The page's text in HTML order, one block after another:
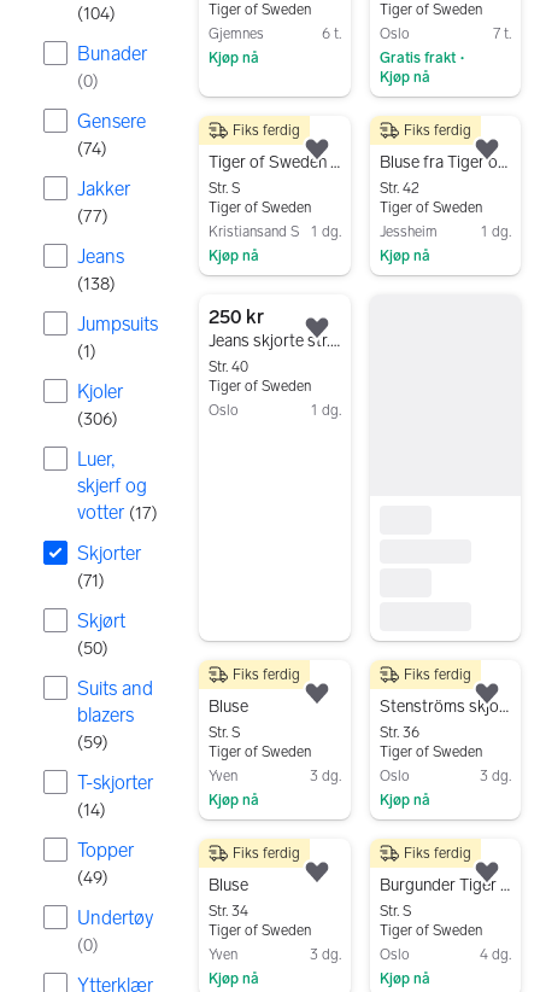
(104)
Bunader
(0)
Gensere
(74)
Jakker
(77)
Jeans
(138)
Jumpsuits
(1)
Kjoler
(306)
Luer,
skjerf og
votter (17)
Skjorter
(71)
Skjørt
(50)
Suits and
blazers
(59)
T-skjorter
(14)
Topper
(49)
Undertøy
(0)
Ytterklær
Tiger of Sweden
Gjemnes
6 t.
Kjøp nå
Gå til annonsen
Tiger of Sweden
Oslo
7 t.
Gratis frakt •
Kjøp nå
200 kr
Tiger of Sweden Sora stripet bluse S grå
Str. S
Tiger of Sweden
Kristiansand S
1 dg.
Kjøp nå
Fiks ferdig
Legg til som favoritt.
450 kr
Bluse fra Tiger of Sweden
Str. 42
Tiger of Sweden
Jessheim
1 dg.
Kjøp nå
Fiks ferdig
250 kr
Jeans skjorte str. 40.
Str. 40
Tiger of Sweden
Oslo
1 dg.
Legg til som favoritt.
250 kr
Bluse
Str. S
Tiger of Sweden
Yven
3 dg.
Kjøp nå
Fiks ferdig
Legg til som favoritt.
150 kr
Stenströms skjorte str 36 bomull
Str. 36
Tiger of Sweden
Oslo
3 dg.
Kjøp nå
Fiks ferdig
200 kr
Bluse
Str. 34
Tiger of Sweden
Yven
3 dg.
Kjøp nå
Fiks ferdig
Legg til som favoritt.
300 kr
Burgunder Tiger of Sweden bluse str S
Str. S
Tiger of Sweden
Oslo
4 dg.
Kjøp nå
Fiks ferdig